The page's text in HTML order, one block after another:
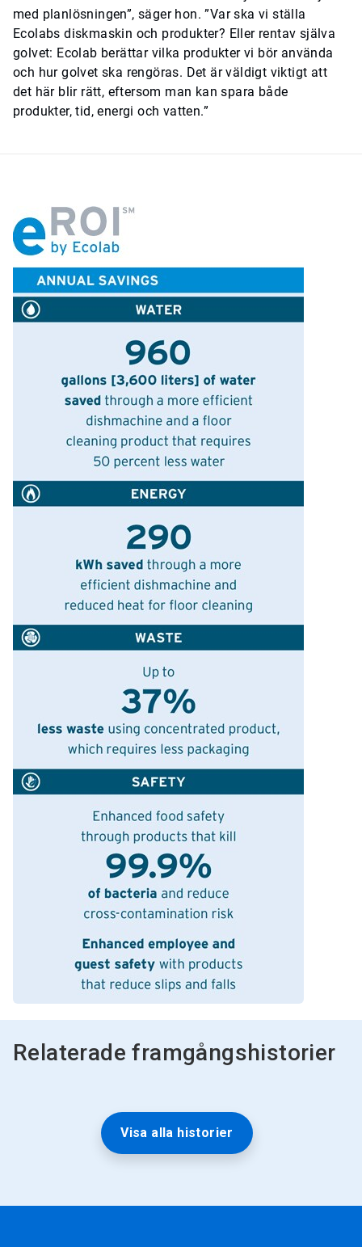
med planlösningen”, säger hon. ”Var ska vi ställa
Ecolabs diskmaskin och produkter? Eller rentav själva
golvet: Ecolab berättar vilka produkter vi bör använda
och hur golvet ska rengöras. Det är väldigt viktigt att
det här blir rätt, eftersom man kan spara både
produkter, tid, energi och vatten.”
Relaterade framgångshistorier
Visa alla historier